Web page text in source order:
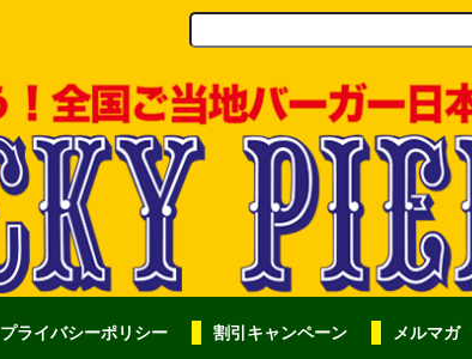
プライバシーポリシー 割引キャンペーン メルマガ